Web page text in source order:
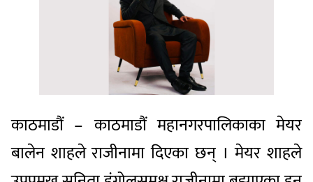
काठमाडौं – काठमाडौं महानगरपालिकाका मेयर
बालेन शाहले राजीनामा दिएका छन् । मेयर शाहले